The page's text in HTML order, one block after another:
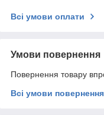
Всі умови оплати
Умови повернення
Повернення товару
Всі умови повернення